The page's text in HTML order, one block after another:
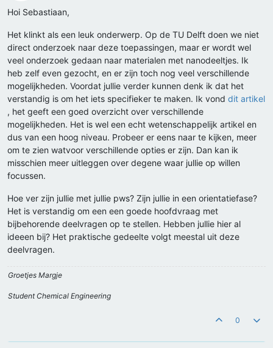
Hoi Sebastiaan,
Het klinkt als een leuk onderwerp. Op de TU Delft doen we niet
direct onderzoek naar deze toepassingen, maar er wordt wel
veel onderzoek gedaan naar materialen met nanodeeltjes. Ik
heb zelf even gezocht, en er zijn toch nog veel verschillende
mogelijkheden. Voordat jullie verder kunnen denk ik dat het
verstandig is om het iets specifieker te maken. Ik vond dit artikel
, het geeft een goed overzicht over verschillende
mogelijkheden. Het is wel een echt wetenschappelijk artikel en
dus van een hoog niveau. Probeer er eens naar te kijken, meer
om te zien watvoor verschillende opties er zijn. Dan kan ik
misschien meer uitleggen over degene waar jullie op willen
focussen.
Hoe ver zijn jullie met jullie pws? Zijn jullie in een orientatiefase?
Het is verstandig om een een goede hoofdvraag met
bijbehorende deelvragen op te stellen. Hebben jullie hier al
ideeen bij? Het praktische gedeelte volgt meestal uit deze
deelvragen.
Groetjes Margje
Student Chemical Engineering
0